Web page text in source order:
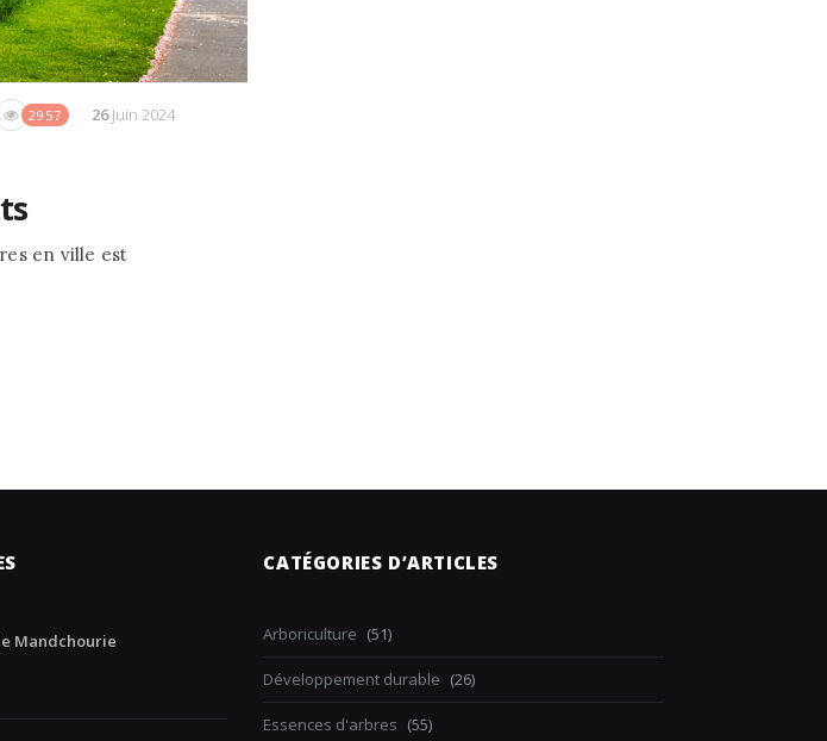
2957 26Juin 2024
en ville est
Mandchourie
CATÉGORIES D’ARTICLES
Arboriculture (51)
Développement durable (26)
Essences d'arbres (55)